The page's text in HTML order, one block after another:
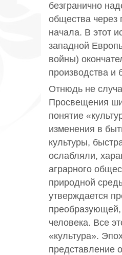
безгранично
общества через
начала. В этот
западной
войны)
производства
Отнюдь не
Просвещения
понятие
изменения в
культуры,
ослабляли,
аграрного
природной
утверждается
преобразующей,
человека. Все
«культура».
представление